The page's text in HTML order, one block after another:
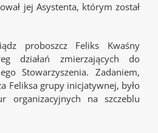
jej Asystenta, którym został
proboszcz Feliks Kwaśny
działań zmierzających do
Stowarzyszenia. Zadaniem,
Feliksa grupy inicjatywnej, było
organizacyjnych na szczeblu